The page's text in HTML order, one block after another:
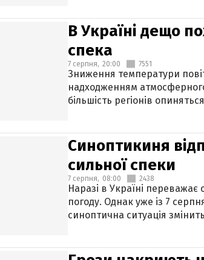
В Україні дещо
спека
7 серпня, 20:00 7551
Зниження температури
надходженням
більшість регіонів
Синоптикиня
сильної спеки
7 серпня, 08:00 2438
Наразі в Україні
погоду. Однак уже із 7
синоптична ситуація